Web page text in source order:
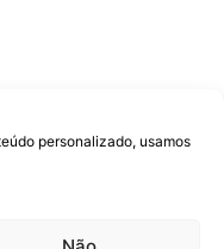
personalizado, usamos
reservados.